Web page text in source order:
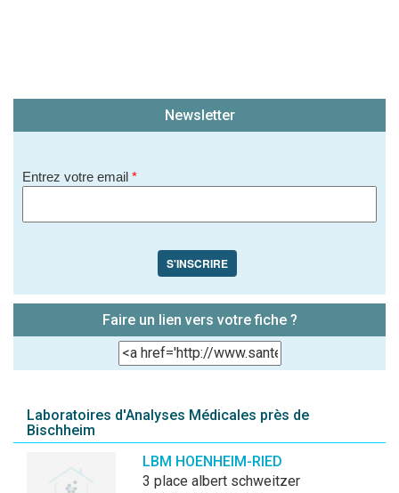
Newsletter
Entrez votre email *
S'INSCRIRE
Faire un lien vers votre fiche ?
Laboratoires d'Analyses Médicales près de
Bischheim
LBM HOENHEIM-RIED
3 place albert schweitzer